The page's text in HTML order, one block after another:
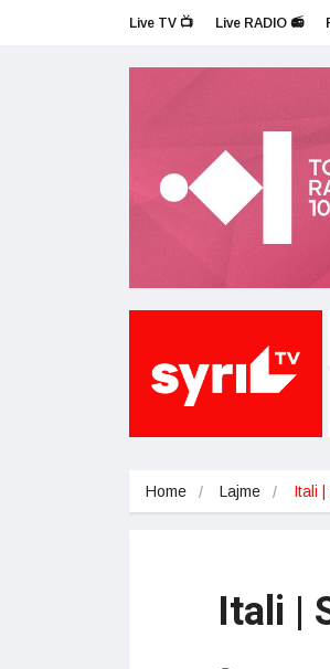
Live TV 📺 Live RADIO 📻
Home Lajme Itali
Itali |